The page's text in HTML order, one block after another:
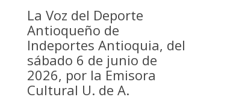
La Voz del Deporte
Antioqueño de
Indeportes Antioquia, del
sábado 6 de junio de
2026, por la Emisora
Cultural U. de A.